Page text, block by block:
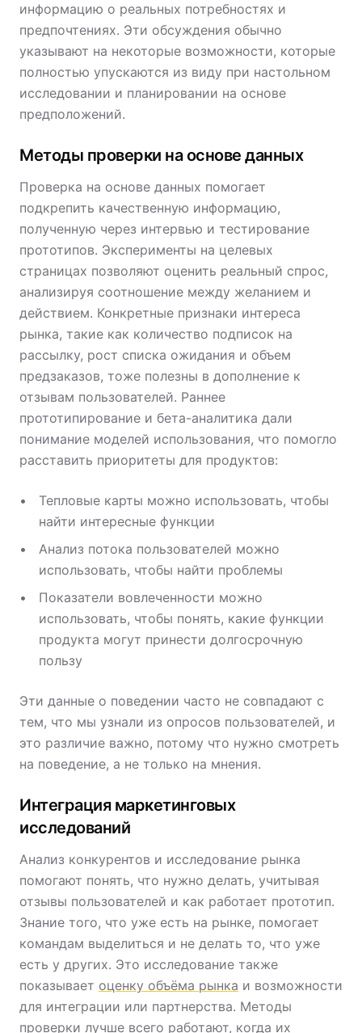
информацию о реальных потребностях и
предпочтениях. Эти обсуждения обычно
указывают на некоторые возможности, которые
полностью упускаются из виду при настольном
исследовании и планировании на основе
предположений.
Методы проверки на основе данных
Проверка на основе данных помогает
подкрепить качественную информацию,
полученную через интервью и тестирование
прототипов. Эксперименты на целевых
страницах позволяют оценить реальный спрос,
анализируя соотношение между желанием и
действием. Конкретные признаки интереса
рынка, такие как количество подписок на
рассылку, рост списка ожидания и объем
предзаказов, тоже полезны в дополнение к
отзывам пользователей. Раннее
прототипирование и бета-аналитика дали
понимание моделей использования, что помогло
расставить приоритеты для продуктов:
Тепловые карты можно использовать, чтобы
найти интересные функции
Анализ потока пользователей можно
использовать, чтобы найти проблемы
Показатели вовлеченности можно
использовать, чтобы понять, какие функции
продукта могут принести долгосрочную
пользу
Эти данные о поведении часто не совпадают с
тем, что мы узнали из опросов пользователей, и
это различие важно, потому что нужно смотреть
на поведение, а не только на мнения.
Интеграция маркетинговых
исследований
Анализ конкурентов и исследование рынка
помогают понять, что нужно делать, учитывая
отзывы пользователей и как работает прототип.
Знание того, что уже есть на рынке, помогает
командам выделиться и не делать то, что уже
есть у других. Это исследование также
показывает оценку объёма рынка и возможности
для интеграции или партнерства. Методы
проверки лучше всего работают, когда их